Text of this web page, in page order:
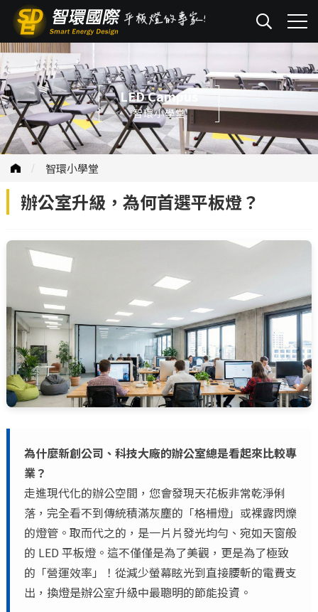
LED Campus
智環小學堂
智環小學堂
辦公室升級，為何首選平板燈？
為什麼新創公司、科技大廠的辦公室總是看起來比較專
業？
走進現代化的辦公空間，您會發現天花板非常乾淨俐
落，完全看不到傳統積滿灰塵的「格柵燈」或裸露閃爍
的燈管。取而代之的，是一片片發光均勻、宛如天窗般
的 LED 平板燈。這不僅僅是為了美觀，更是為了極致
的「營運效率」！從減少螢幕眩光到直接腰斬的電費支
出，換燈是辦公室升級中最聰明的節能投資。